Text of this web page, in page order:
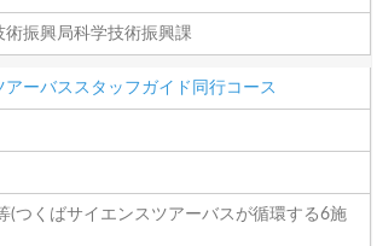
術振興局科学技術振興課
ーバススタッフガイド同行コース
(つくばサイエンスツアーバスが循環する6施